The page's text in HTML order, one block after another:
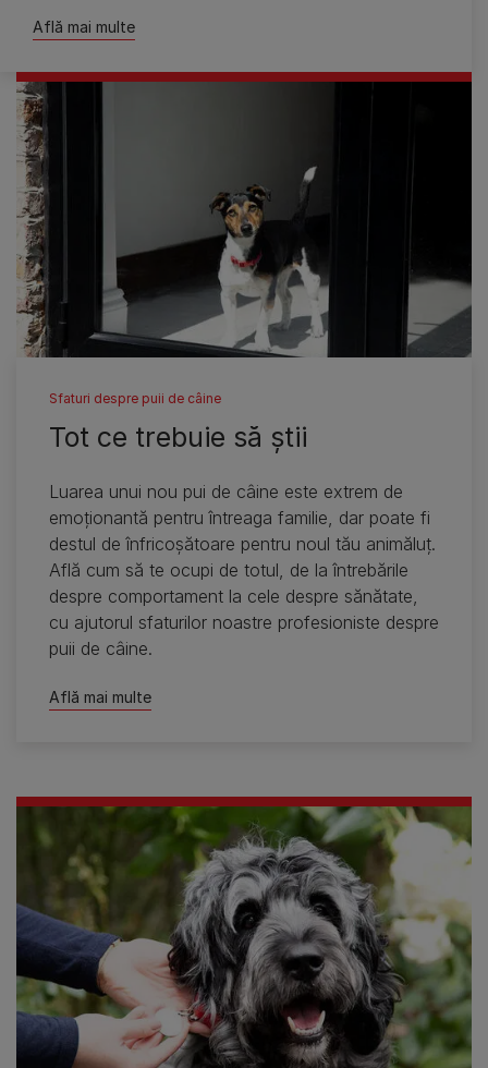
Află mai multe
Sfaturi despre puii de câine
Tot ce trebuie să ştii
Luarea unui nou pui de câine este extrem de
emoţionantă pentru întreaga familie, dar poate fi
destul de înfricoşătoare pentru noul tău animăluţ.
Află cum să te ocupi de totul, de la întrebările
despre comportament la cele despre sănătate,
cu ajutorul sfaturilor noastre profesioniste despre
puii de câine.
Află mai multe